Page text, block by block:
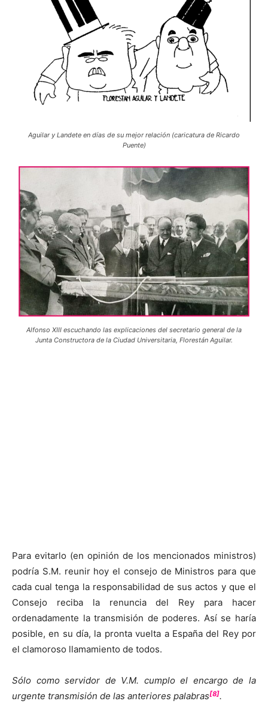
Aguilar y Landete en días de su mejor relación (caricatura de Ricardo
Puente)
Alfonso XIII escuchando las explicaciones del secretario general de la
Junta Constructora de la Ciudad Universitaria, Florestán Aguilar.
Para evitarlo (en opinión de los mencionados ministros)
podría S.M. reunir hoy el consejo de Ministros para que
cada cual tenga la responsabilidad de sus actos y que el
Consejo reciba la renuncia del Rey para hacer
ordenadamente la transmisión de poderes. Así se haría
posible, en su día, la pronta vuelta a España del Rey por
el clamoroso llamamiento de todos.
Sólo como servidor de V.M. cumplo el encargo de la
urgente transmisión de las anteriores palabras[8].